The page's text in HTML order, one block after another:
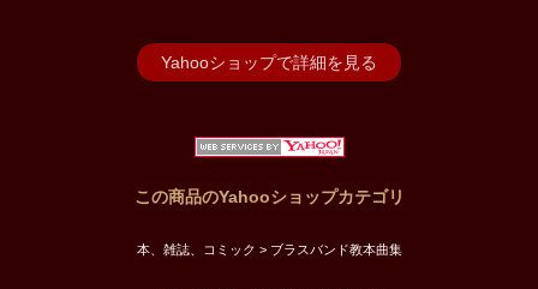
Yahooショップで詳細を見る
この商品のYahooショップカテゴリ
本、雑誌、コミック > ブラスバンド教本曲集